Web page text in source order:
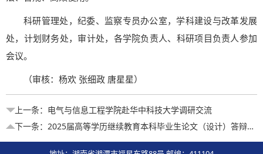
科研管理处，纪委、监察专员办公室，学科建设与改革发展
处，计划财务处，审计处，各学院负责人、科研项目负责人参加
会议。
（审核：杨欢 张细政 唐星星）
上一条： 电气与信息工程学院赴华中科技大学调研交流
下一条：
2025届高等学历继续教育本科毕业生论文（设计）答辩工作圆满完成